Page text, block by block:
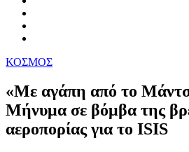
ΚΟΣΜΟΣ
«Με αγάπη από το
Μήνυμα σε βόμβα της
αεροπορίας για το ISIS